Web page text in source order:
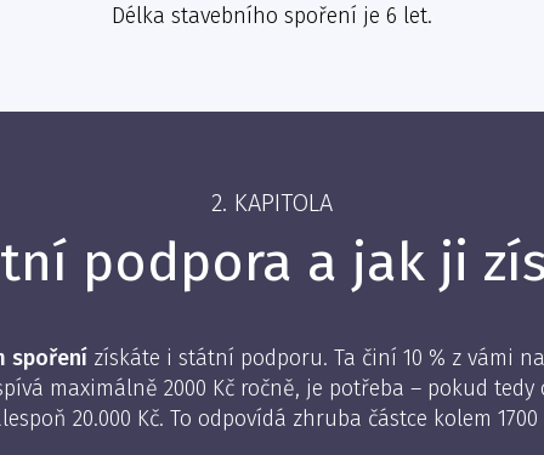
Délka stavebního spoření je 6 let.
2. KAPITOLA
podpora a jak ji
spoření získáte i státní podporu. Ta činí 10 % z vámi
maximálně 2000 Kč ročně, je potřeba – pokud
20.000 Kč. To odpovídá zhruba částce kolem